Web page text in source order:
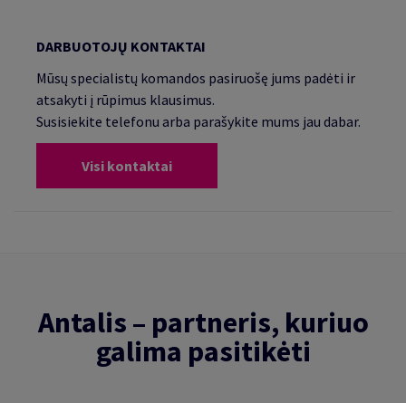
DARBUOTOJŲ KONTAKTAI
Mūsų specialistų komandos pasiruošę jums padėti ir
atsakyti į rūpimus klausimus.
Susisiekite telefonu arba parašykite mums jau dabar.
Visi kontaktai
Antalis – partneris, kuriuo
galima pasitikėti